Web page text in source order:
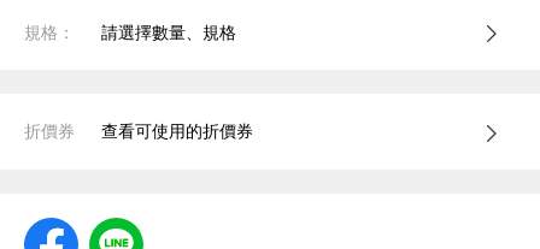
規格： 請選擇數量、規格
折價券 查看可使用的折價券